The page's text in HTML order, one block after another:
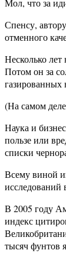
Мол, что за
Спенсу,
отменного
Несколько
Потом он за
газированных
(На самом
Наука и
пользе или
списки
Всему виной
исследований
В 2005 году
индекс
тысяч фунтов